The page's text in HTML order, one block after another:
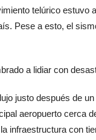
telúrico estuvo
Pese a esto, el
a lidiar con
justo después de
aeropuerto cerca
infraestructura con